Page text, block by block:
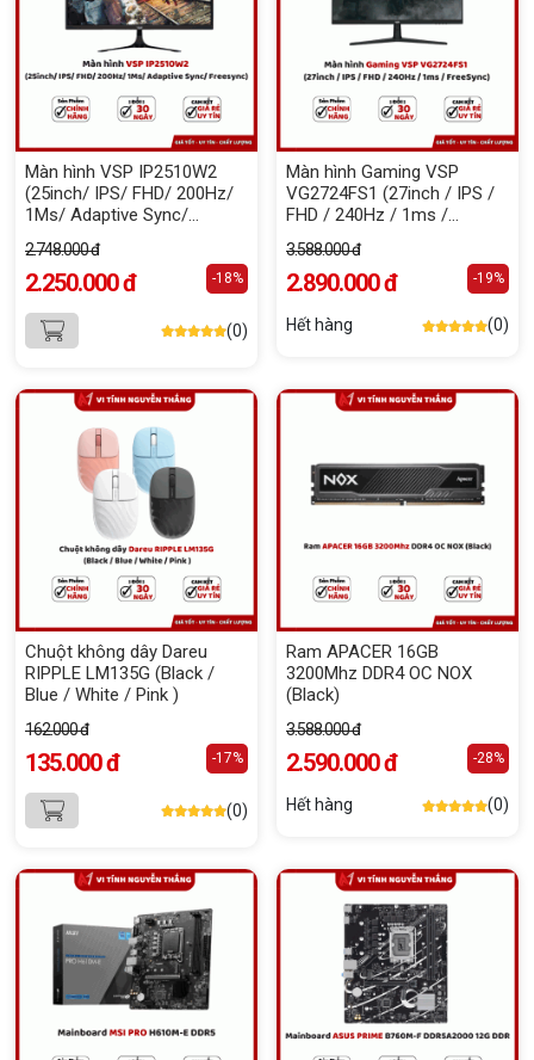
Màn hình VSP IP2510W2
(25inch/ IPS/ FHD/ 200Hz/
1Ms/ Adaptive Sync/
2.748.000 đ
2.250.000 đ -18%
(0)
Màn hình Gaming VSP
VG2724FS1 (27inch / IPS /
FHD / 240Hz / 1ms /
3.588.000 đ
2.890.000 đ -19%
Hết hàng (0)
Chuột không dây Dareu
RIPPLE LM135G (Black /
Blue / White / Pink )
162.000 đ
135.000 đ -17%
(0)
Ram APACER 16GB
3200Mhz DDR4 OC NOX
(Black)
3.588.000 đ
2.590.000 đ -28%
Hết hàng (0)